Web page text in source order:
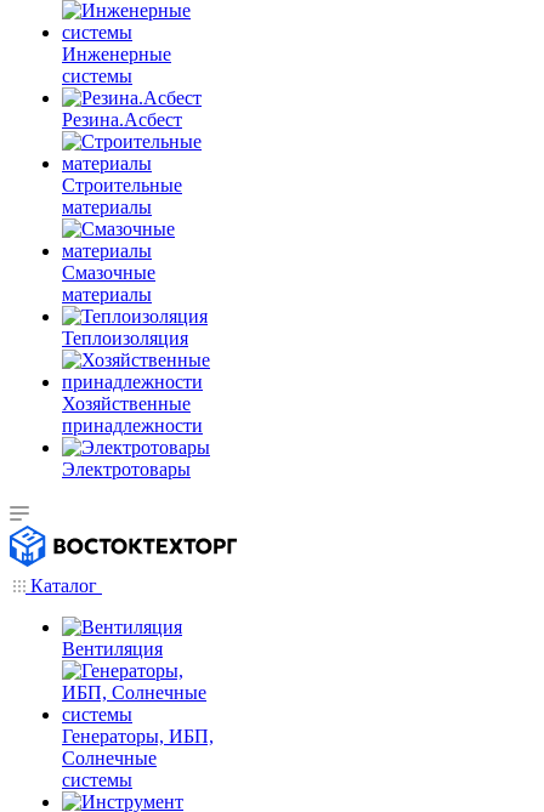
Инженерные
системы
Резина.Асбест
Строительные
материалы
Смазочные
материалы
Теплоизоляция
Хозяйственные
принадлежности
Электротовары
Каталог
Вентиляция
Генераторы, ИБП,
Солнечные
системы